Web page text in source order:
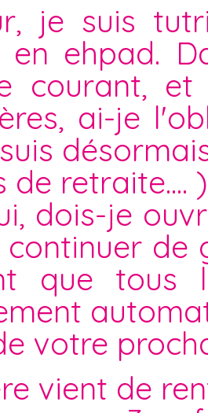
je suis
en ehpad.
courant,
ai-je
de retraite....
dois-je
continuer de
que tous
votre
vient de